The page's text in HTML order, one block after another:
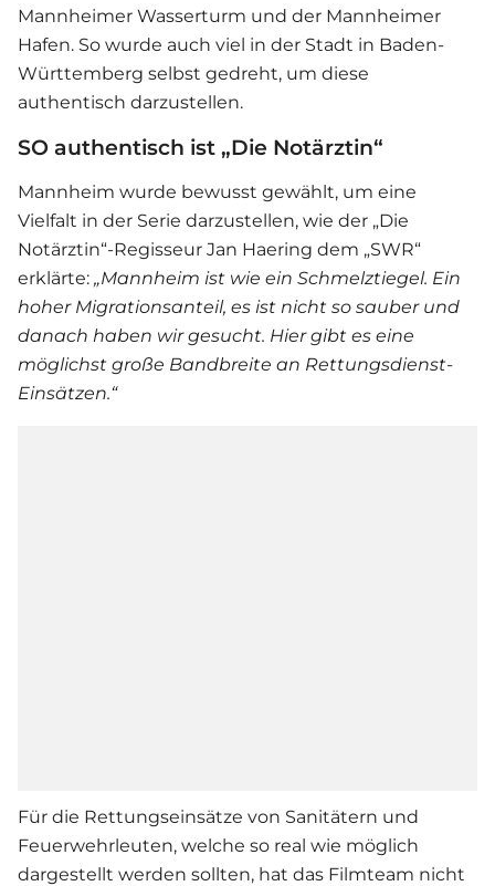
Mannheimer Wasserturm und der Mannheimer
Hafen. So wurde auch viel in der Stadt in Baden-
Württemberg selbst gedreht, um diese
authentisch darzustellen.
SO authentisch ist „Die Notärztin“
Mannheim wurde bewusst gewählt, um eine
Vielfalt in der Serie darzustellen, wie der „Die
Notärztin“-Regisseur Jan Haering dem „SWR“
erklärte: „Mannheim ist wie ein Schmelztiegel. Ein
hoher Migrationsanteil, es ist nicht so sauber und
danach haben wir gesucht. Hier gibt es eine
möglichst große Bandbreite an Rettungsdienst-
Einsätzen.“
Für die Rettungseinsätze von Sanitätern und
Feuerwehrleuten, welche so real wie möglich
dargestellt werden sollten, hat das Filmteam nicht